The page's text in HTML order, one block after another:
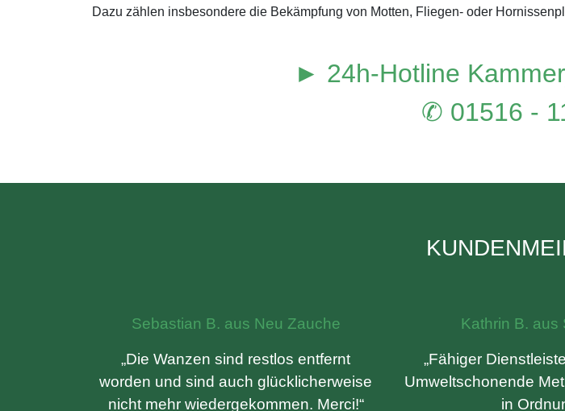
Dazu zählen insbesondere die Bekämpfung von Motten, Fliegen- oder
► 24h-Hotline
✆ 01516 -
Sebastian B. aus Neu Zauche
„Die Wanzen sind restlos entfernt
worden und sind auch glücklicherweise
nicht mehr wiedergekommen. Merci!“
Kathrin B. aus
„Fähiger
Umweltschonende
in